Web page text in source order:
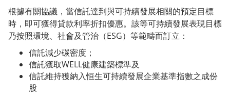
根據有關協議，當信託達到與可持續發展相關的預定目標
時，即可獲得貸款利率折扣優惠。該等可持續發展表現目標
乃按照環境、社會及管治（ESG）等範疇而訂立：
信託減少碳密度；
信託獲取WELL健康建築標準及
信託維持獲納入恒生可持續發展企業基準指數之成份
股